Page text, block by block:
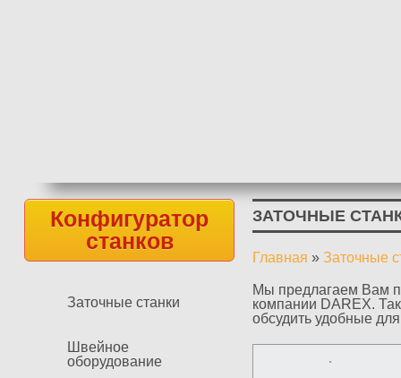
Конфигуратор
станков
Заточные станки
Швейное
оборудование
ЗАТОЧНЫЕ
Вы здесь
Главная » Заточные
Мы предлагаем Вам
компании DAREX.
обсудить удобные